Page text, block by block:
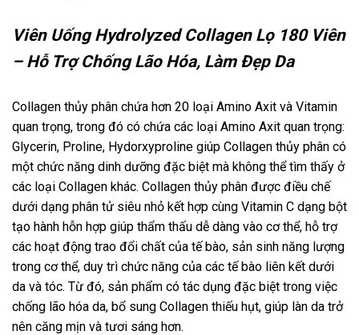
Viên Uống Hydrolyzed Collagen Lọ 180 Viên
– Hỗ Trợ Chống Lão Hóa, Làm Đẹp Da
Collagen thủy phân chứa hơn 20 loại Amino Axit và Vitamin
quan trọng, trong đó có chứa các loại Amino Axit quan trọng:
Glycerin, Proline, Hydorxyproline giúp Collagen thủy phân có
một chức năng dinh dưỡng đặc biệt mà không thể tìm thấy ở
các loại Collagen khác. Collagen thủy phân được điều chế
dưới dạng phân tử siêu nhỏ kết hợp cùng Vitamin C dạng bột
tạo hành hỗn hợp giúp thẩm thấu dễ dàng vào cơ thể, hỗ trợ
các hoạt động trao đổi chất của tế bào, sản sinh năng lượng
trong cơ thể, duy trì chức năng của các tế bào liên kết dưới
da và tóc. Từ đó, sản phẩm có tác dụng đặc biệt trong việc
chống lão hóa da, bổ sung Collagen thiếu hụt, giúp làn da trở
nên căng mịn và tươi sáng hơn.